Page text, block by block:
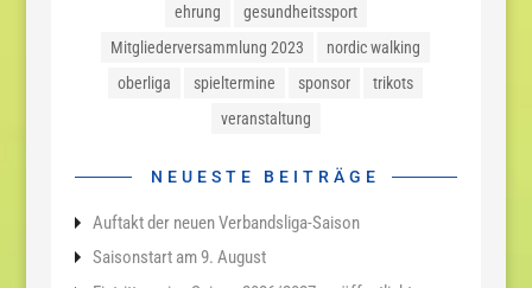
ehrung
gesundheitssport
Mitgliederversammlung 2023
nordic walking
oberliga
spieltermine sponsor
trikots
veranstaltung
NEUESTE BEITRÄGE
Auftakt der neuen Verbandsliga-Saison
Saisonstart am 9. August